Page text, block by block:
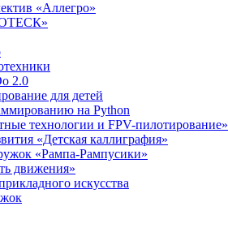
«Аллегро»
2.0
для детей
на Python
технологии и FPV-пилотирование»
«Детская каллиграфия»
«Рампа-Рампусики»
движения»
искусства